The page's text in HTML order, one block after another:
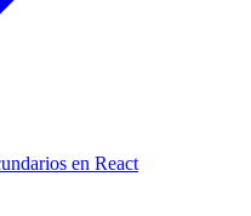
en React